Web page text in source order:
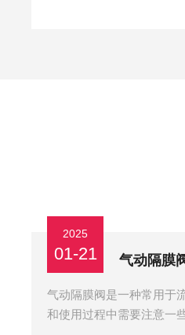
2025
01-21 气动隔膜
气动隔膜阀是一种常用于
和使用过程中需要注意一